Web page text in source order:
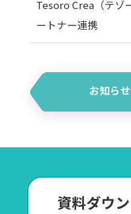
Tesoro Crea（テゾ
ートナー連携
お知ら
資料ダウ